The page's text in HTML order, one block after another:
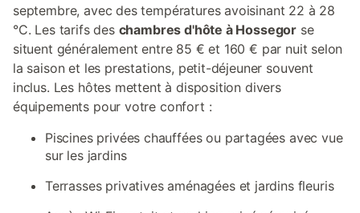
septembre, avec des températures avoisinant 22 à 28
°C. Les tarifs des chambres d'hôte à Hossegor se
situent généralement entre 85 € et 160 € par nuit selon
la saison et les prestations, petit-déjeuner souvent
inclus. Les hôtes mettent à disposition divers
équipements pour votre confort :
Piscines privées chauffées ou partagées avec vue
sur les jardins
Terrasses privatives aménagées et jardins fleuris